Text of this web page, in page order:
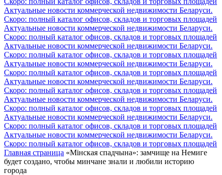
Актуальные новости коммерческой недвижимости Беларуси.
Скоро: полный каталог офисов, складов и торговых площадей
Актуальные новости коммерческой недвижимости Беларуси.
Скоро: полный каталог офисов, складов и торговых площадей
Актуальные новости коммерческой недвижимости Беларуси.
Скоро: полный каталог офисов, складов и торговых площадей
Актуальные новости коммерческой недвижимости Беларуси.
Скоро: полный каталог офисов, складов и торговых площадей
Актуальные новости коммерческой недвижимости Беларуси.
Скоро: полный каталог офисов, складов и торговых площадей
Актуальные новости коммерческой недвижимости Беларуси.
Скоро: полный каталог офисов, складов и торговых площадей
Актуальные новости коммерческой недвижимости Беларуси.
Скоро: полный каталог офисов, складов и торговых площадей
Актуальные новости коммерческой недвижимости Беларуси.
Скоро: полный каталог офисов, складов и торговых площадей
Главная страница «Мiнская спадчына»: замчище на Немиге
будет создано, чтобы минчане знали и любили историю
города